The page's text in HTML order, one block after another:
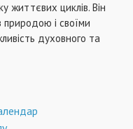
життєвих циклів. Він
природою і своїми
духовного та